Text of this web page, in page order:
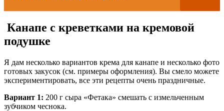
Канапе с креветками на кремовой
подушке
Я дам несколько вариантов крема для канапе и несколько фото
готовых закусок (см. примеры оформления). Вы смело можете
экспериментировать, все эти рецепты очень праздничные.
Вариант 1: 200 г сыра «Фетака» смешать с измельченным
зубчиком чеснока.